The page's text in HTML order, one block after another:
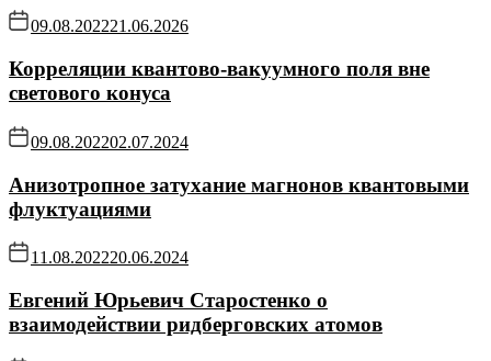
09.08.202221.06.2026
Корреляции квантово-вакуумного поля вне
светового конуса
09.08.202202.07.2024
Анизотропное затухание магнонов квантовыми
флуктуациями
11.08.202220.06.2024
Евгений Юрьевич Старостенко о
взаимодействии ридберговских атомов